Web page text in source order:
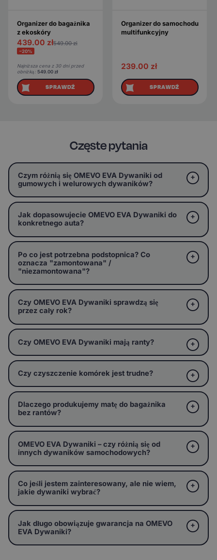
Organizer do bagażnika
z ekoskóry
439.00 zł549.00zł
−20%
Najniższa cena z 30 dni przed
obniżką: 549.00zł
SPRAWDŹ
Organizer do samochodu
multifunkcyjny
239.00 zł
SPRAWDŹ
Częste pytania
Czym różnią się OMEVO EVA Dywaniki od
gumowych i welurowych dywaników?
Jak dopasowujecie OMEVO EVA Dywaniki do
konkretnego auta?
Po co jest potrzebna podstopnica? Co
oznacza "zamontowana" /
"niezamontowana"?
Czy OMEVO EVA Dywaniki sprawdzą się
przez cały rok?
Czy OMEVO EVA Dywaniki mają ranty?
Czy czyszczenie komórek jest trudne?
Dlaczego produkujemy matę do bagażnika
bez rantów?
OMEVO EVA Dywaniki – czy różnią się od
innych dywaników samochodowych?
Co jeśli jestem zainteresowany, ale nie wiem,
jakie dywaniki wybrać?
Jak długo obowiązuje gwarancja na OMEVO
EVA Dywaniki?